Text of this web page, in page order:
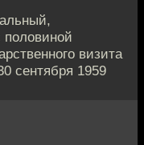
визита
сентября 1959